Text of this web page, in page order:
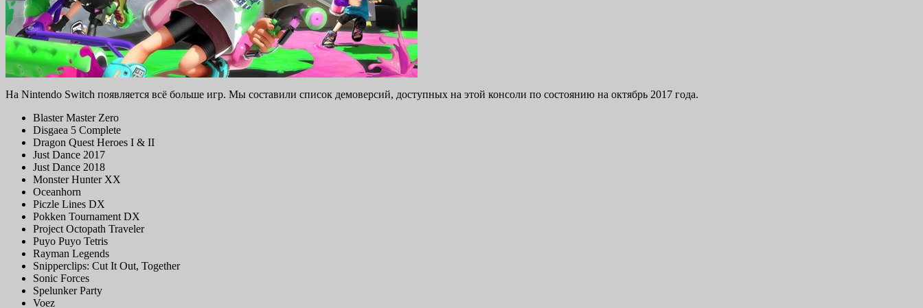
На Nintendo Switch появляется всё больше игр. Мы составили список демоверсий, доступных на этой консоли по состоянию на октябрь 2017 года.
Blaster Master Zero
Disgaea 5 Complete
Dragon Quest Heroes I & II
Just Dance 2017
Just Dance 2018
Monster Hunter XX
Oceanhorn
Piczle Lines DX
Pokken Tournament DX
Project Octopath Traveler
Puyo Puyo Tetris
Rayman Legends
Snipperclips: Cut It Out, Together
Sonic Forces
Spelunker Party
Voez